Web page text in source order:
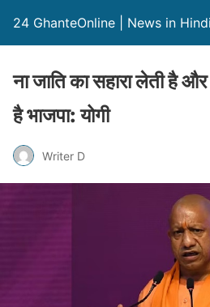
24 GhanteOnline | News in Hindi
ना जाति का सहारा लेती है
है भाजपा: योगी
Writer D